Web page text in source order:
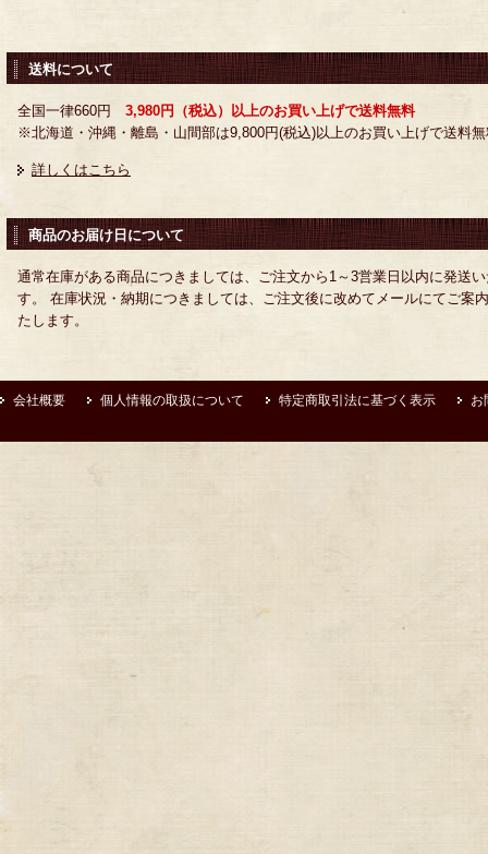
送料について
全国一律660円 3,980円（税込）以上のお買い上げで送料無料
※北海道・沖縄・離島・山間部は9,800円(税込)以上のお買い上げで送料
詳しくはこちら
商品のお届け日について
通常在庫がある商品につきましては、ご注文から1～3営業日以内に発送
す。 在庫状況・納期につきましては、ご注文後に改めてメールにてご案
たします。
会社概要 個人情報の取扱について 特定商取引法に基づく表示 お